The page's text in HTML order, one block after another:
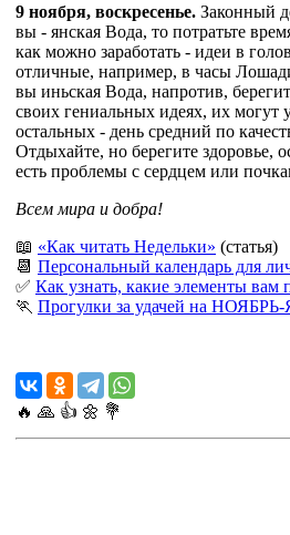
9 ноября, воскресенье. Законный
вы - янская Вода, то потратьте
как можно заработать - идеи в
отличные, например, в часы
вы иньская Вода, напротив,
своих гениальных идеях, их могут
остальных - день средний по
Отдыхайте, но берегите здоровье,
есть проблемы с сердцем или
Всем мира и добра!
📖 «Как читать Недельки» (статья)
📆 Персональный календарь для
✅ Как узнать, какие элементы вам
🏃 Прогулки за удачей на
🔥 🙏 👍 🌼 💐